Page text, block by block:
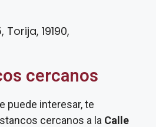
Torija, 19190,
cercanos
puede interesar, te
cercanos a la Calle